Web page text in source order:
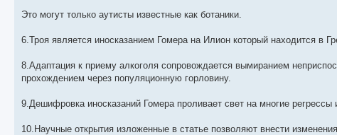
Это могут только аутисты известные как ботаники.
6.Троя является иносказанием Гомера на Илион который находится в
8.Адаптация к приему алкоголя сопровождается вымиранием
прохождением через популяционную горловину.
9.Дешифровка иносказаний Гомера проливает свет на многие
10.Научные открытия изложенные в статье позволяют внести